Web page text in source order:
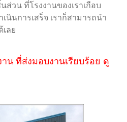
ส่วน ที่โรงงานของเราเกือบ
นินการเสร็จ เราก็สามารถนำ
เลย
น ที่ส่งมอบงานเรียบร้อย ดู